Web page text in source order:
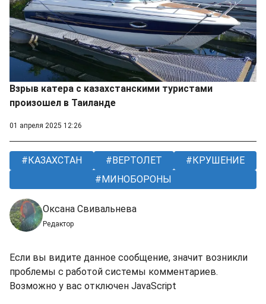
Взрыв катера с казахстанскими туристами
произошел в Таиланде
01 апреля 2025 12:26
КАЗАХСТАН ВЕРТОЛЕТ
КРУШЕНИЕ
МИНОБОРОНЫ
Оксана Свивальнева
Редактор
Если вы видите данное сообщение, значит возникли
проблемы с работой системы комментариев.
Возможно у вас отключен JavaScript